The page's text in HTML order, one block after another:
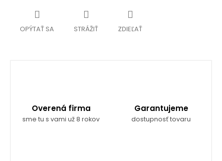
OPÝTAŤ SA STRÁŽIŤ ZDIEĽAŤ
Overená firma
sme tu s vami už 8 rokov
Garantujeme
dostupnosť tovaru